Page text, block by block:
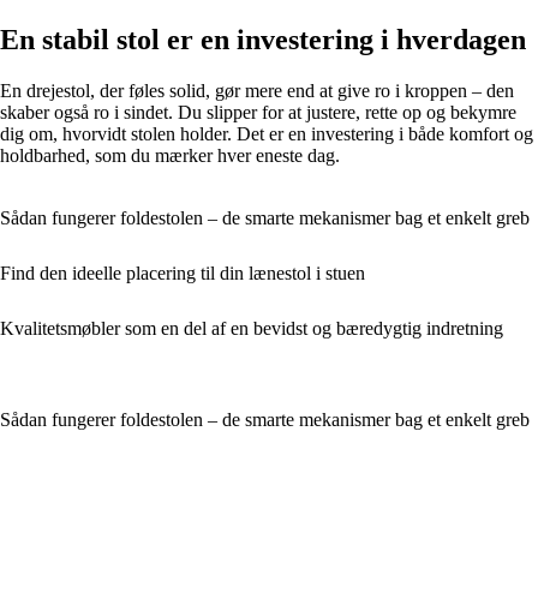
En stabil stol er en investering i hverdagen
En drejestol, der føles solid, gør mere end at give ro i kroppen – den
skaber også ro i sindet. Du slipper for at justere, rette op og bekymre
dig om, hvorvidt stolen holder. Det er en investering i både komfort og
holdbarhed, som du mærker hver eneste dag.
Sådan fungerer foldestolen – de smarte mekanismer bag et enkelt greb
Find den ideelle placering til din lænestol i stuen
Kvalitetsmøbler som en del af en bevidst og bæredygtig indretning
Sådan fungerer foldestolen – de smarte mekanismer bag et enkelt greb